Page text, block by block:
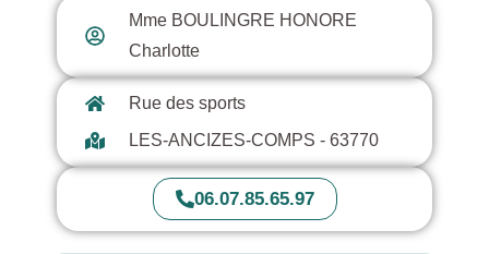
Mme BOULINGRE HONORE
Charlotte
Rue des sports
LES-ANCIZES-COMPS - 63770
06.07.85.65.97